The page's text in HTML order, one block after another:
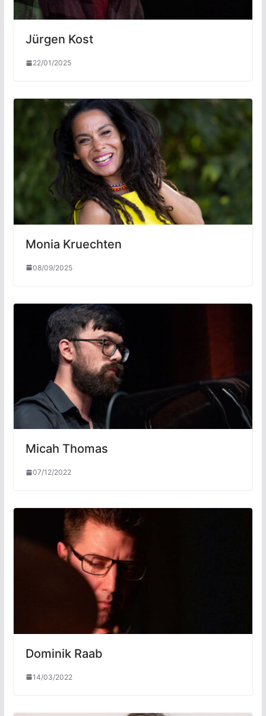
Jürgen Kost
22/01/2025
Monia Kruechten
08/09/2025
Micah Thomas
07/12/2022
Dominik Raab
14/03/2022